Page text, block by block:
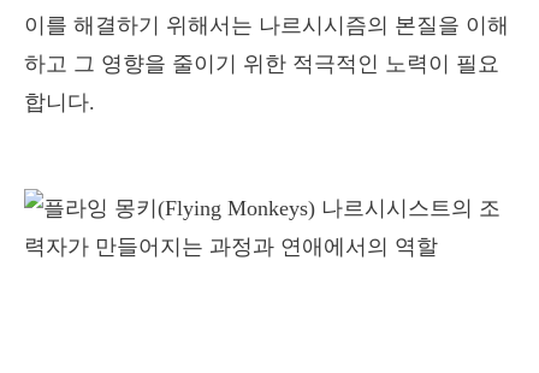
이를 해결하기 위해서는 나르시시즘의 본질을 이해
하고 그 영향을 줄이기 위한 적극적인 노력이 필요
합니다.